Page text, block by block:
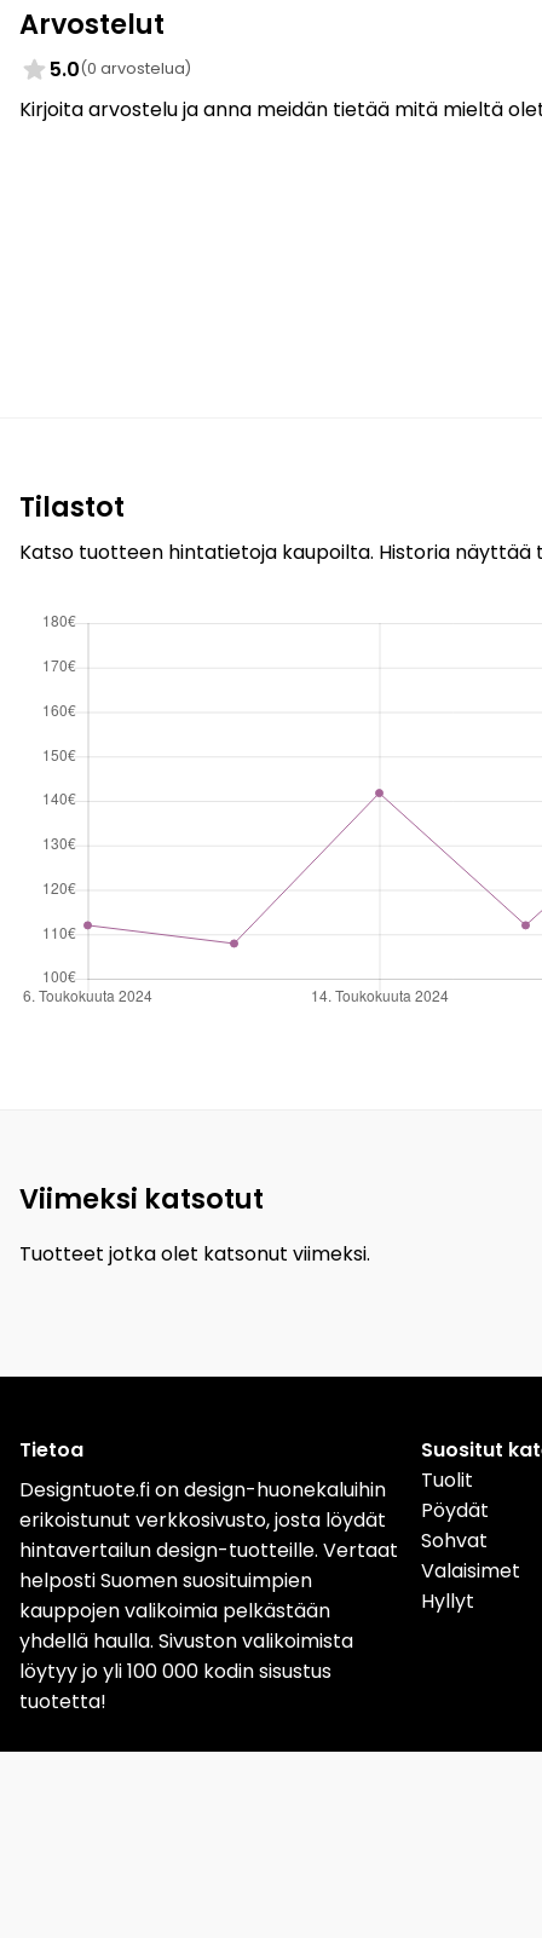
Arvostelut
5.0(0 arvostelua)
Kirjoita arvostelu ja anna meidän tietää mitä mieltä
Tilastot
Katso tuotteen hintatietoja kaupoilta. Historia näyttää
Viimeksi katsotut
Tuotteet jotka olet katsonut viimeksi.
Tietoa
Designtuote.fi on design-huonekaluihin
erikoistunut verkkosivusto, josta löydät
hintavertailun design-tuotteille. Vertaat
helposti Suomen suosituimpien
kauppojen valikoimia pelkästään
yhdellä haulla. Sivuston valikoimista
löytyy jo yli 100 000 kodin sisustus
tuotetta!
Suositut
Tuolit
Pöydät
Sohvat
Valaisimet
Hyllyt